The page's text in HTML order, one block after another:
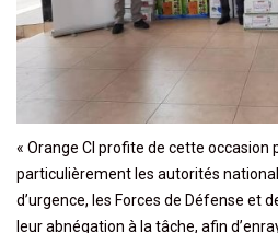
« Orange CI profite de cette occasion
particulièrement les autorités
d’urgence, les Forces de Défense et
leur abnégation à la tâche, afin